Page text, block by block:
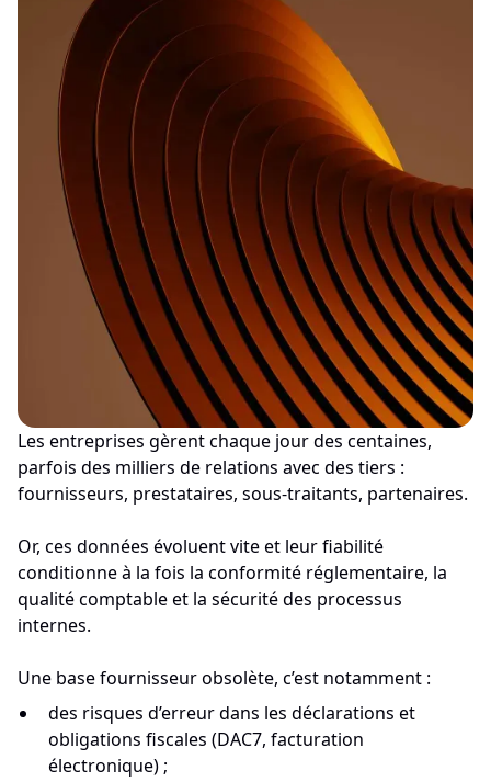
Les entreprises gèrent chaque jour des centaines,
parfois des milliers de relations avec des tiers :
fournisseurs, prestataires, sous-traitants, partenaires.
Or, ces données évoluent vite et leur fiabilité
conditionne à la fois la conformité réglementaire, la
qualité comptable et la sécurité des processus
internes.
Une base fournisseur obsolète, c’est notamment :
des risques d’erreur dans les déclarations et
obligations fiscales (DAC7, facturation
électronique) ;